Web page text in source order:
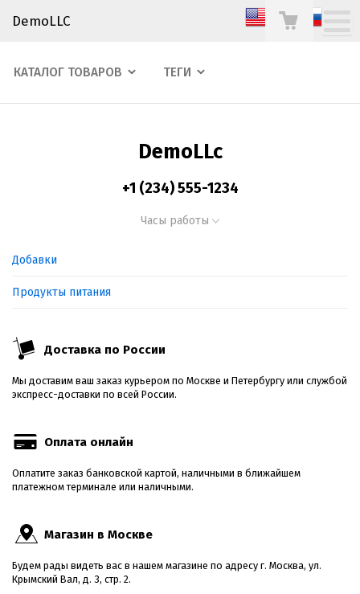
DemoLLC
КАТАЛОГ ТОВАРОВ ТЕГИ
DemoLLc
+1 (234) 555-1234
Часы работы
Добавки
Продукты питания
Доставка по России
Мы доставим ваш заказ курьером по Москве и Петербургу или службой
экспресс-доставки по всей России.
Оплата онлайн
Оплатите заказ банковской картой, наличными в ближайшем
платежном терминале или наличными.
Магазин в Москве
Будем рады видеть вас в нашем магазине по адресу г. Москва, ул.
Крымский Вал, д. 3, стр. 2.